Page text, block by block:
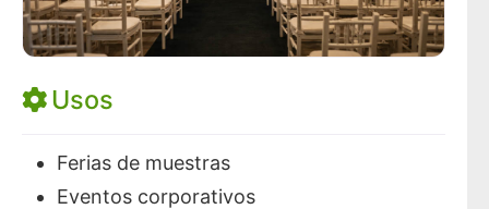
Usos
Ferias de muestras
Eventos corporativos